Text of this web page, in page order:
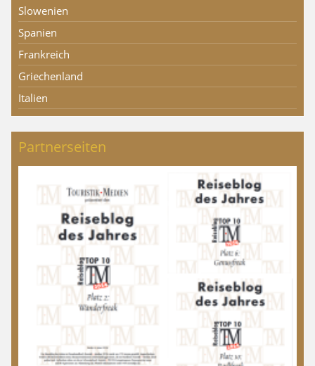
Slowenien
Spanien
Frankreich
Griechenland
Italien
Partnerseiten